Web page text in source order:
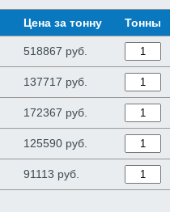
Цена за тонну Тонны
518867 руб.
137717 руб.
172367 руб.
125590 руб.
91113 руб.